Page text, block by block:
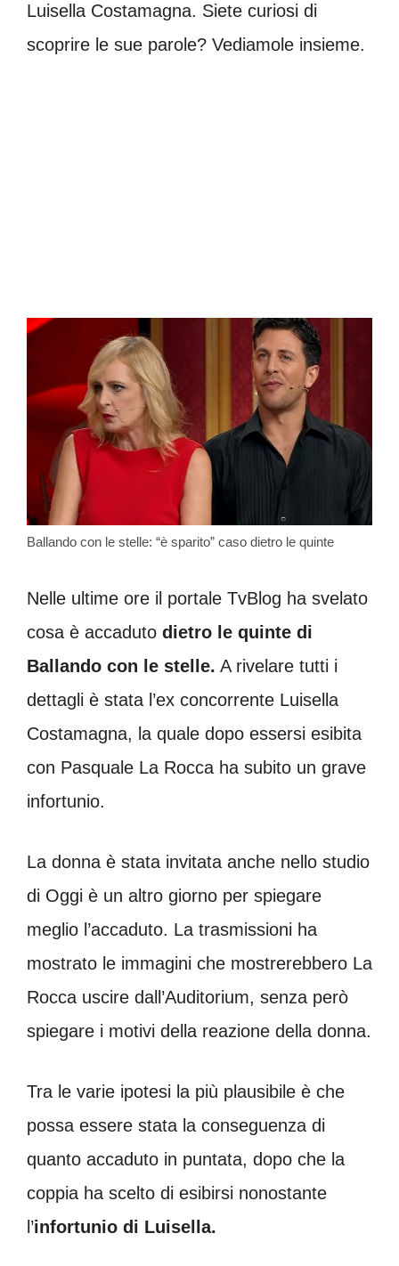
Luisella Costamagna. Siete curiosi di
scoprire le sue parole? Vediamole insieme.
Ballando con le stelle: “è sparito” caso dietro le quinte
Nelle ultime ore il portale TvBlog ha svelato
cosa è accaduto dietro le quinte di
Ballando con le stelle. A rivelare tutti i
dettagli è stata l’ex concorrente Luisella
Costamagna, la quale dopo essersi esibita
con Pasquale La Rocca ha subito un grave
infortunio.
La donna è stata invitata anche nello studio
di Oggi è un altro giorno per spiegare
meglio l’accaduto. La trasmissioni ha
mostrato le immagini che mostrerebbero La
Rocca uscire dall’Auditorium, senza però
spiegare i motivi della reazione della donna.
Tra le varie ipotesi la più plausibile è che
possa essere stata la conseguenza di
quanto accaduto in puntata, dopo che la
coppia ha scelto di esibirsi nonostante
l’infortunio di Luisella.